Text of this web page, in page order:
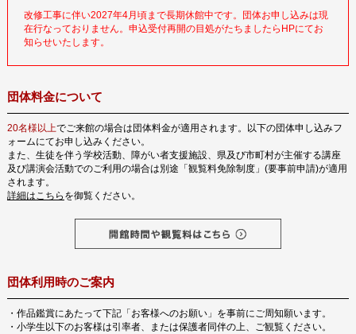
改修工事に伴い2027年4月頃まで長期休館中です。団体お申し込みは現
在行なっておりません。申込受付再開の目処がたちましたらHPにてお
知らせいたします。
団体料金について
20名様以上でご来館の場合は団体料金が適用されます。以下の団体申し込みフ
ォームにてお申し込みください。
また、生徒を伴う学校活動、障がい者支援施設、県及び市町村が主催する講座
及び講演会活動でのご利用の場合は別途「観覧料免除制度」(要事前申請)が適用
されます。
詳細はこちら を御覧ください。
団体利用時のご案内
・作品鑑賞にあたって下記「お客様へのお願い」を事前にご周知願います。
・小学生以下のお客様は引率者、または保護者同伴の上、ご観覧ください。